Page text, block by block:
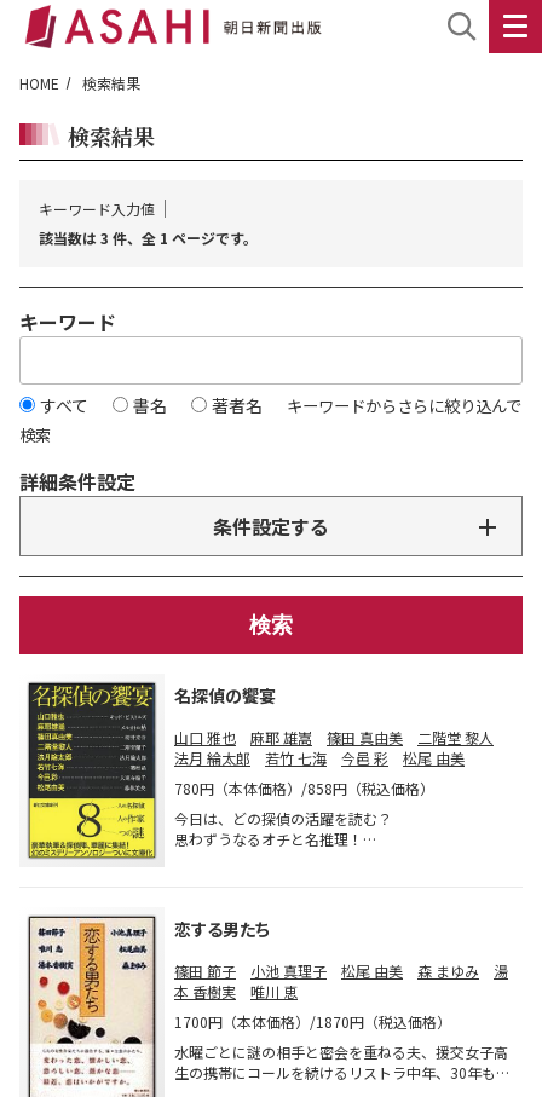
HOME 検索結果
検索結果
キーワード入力値
該当数は 3 件、全 1 ページです。
キーワード
すべて 書名 著者名
キーワードからさらに絞り込んで
検索
詳細条件設定
条件設定する
名探偵の饗宴
山口 雅也 麻耶 雄嵩 篠田 真由美
二階堂 黎人
法月 綸太郎
若竹 七海 今邑 彩
松尾 由美
780円（本体価格）/858円（税込価格）
今日は、どの探偵の活躍を読む？
思わずうなるオチと名推理！
◆豪華執筆陣＆探偵たち◆
山口雅也「鼠が耳をすます時」
キッド・ピストルズ……異世界英国を駆け巡るパ
ンク探偵！
麻耶雄嵩「水難」
メルカトル鮎……シルクハット＆タキシード姿の
銘探偵
篠田真由美「ウシュクダラのエンジェル」
桜井京介……ミステリアスな美貌の建築探偵
恋する男たち
篠田 節子 小池 真理子 松尾 由美 森 まゆみ
湯
本 香樹実
唯川 恵
1700円（本体価格）/1870円（税込価格）
水曜ごとに謎の相手と密会を重ねる夫、援交女子高
生の携帯にコールを続けるリストラ中年、30年も昔